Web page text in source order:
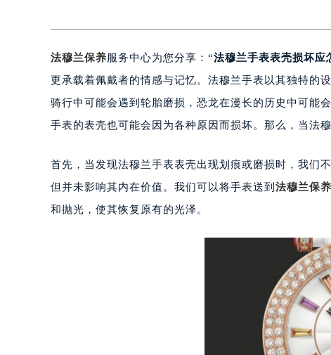
绍兴市越城区胜利东路379号世茂天际
嘉兴市南湖区广益路705号嘉兴世界贸
南昌市红谷滩新区红谷中大道998号绿
济南市历下区经十路11111号华润中心
广州市越秀区环市东路371-375号世界
惠州市惠城区江北文昌一路7号华贸大
厦门市思明区湖滨东路95号华润大厦写
福州市鼓楼区五四路128-1号恒力城写
成都市锦江区人民东路6号SAC东原中
重庆市江北区观音桥步行街2号融恒时
长沙市芙蓉区定王台街道建湘路393号
郑州市二七区铭功路10号华润大厦写字
太原市迎泽区解放路15号亨得利名表服
法穆兰保养 服务中心为您分享：“法穆兰手表表壳损坏应
更承载着佩戴者的情感与记忆。法穆兰手表以其独特的
骑行中可能会遇到轮胎磨损，恐龙在漫长的历史中可能
手表的表壳也可能会因为各种原因而损坏。那么，当法
首先，当发现法穆兰手表表壳出现划痕或磨损时，我们
但并未影响其内在价值。我们可以将手表送到 法穆兰保
和抛光，使其恢复原有的光泽。